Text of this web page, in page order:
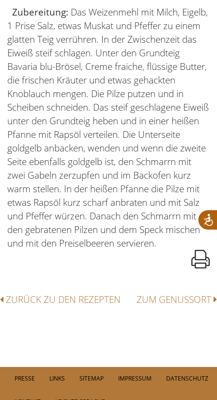
Zubereitung: Das Weizenmehl mit Milch, Eigelb,
1 Prise Salz, etwas Muskat und Pfeffer zu einem
glatten Teig verrühren. In der Zwischenzeit das
Eiweiß steif schlagen. Unter den Grundteig
Bavaria blu-Brösel, Creme fraiche, flüssige Butter,
die frischen Kräuter und etwas gehackten
Knoblauch mengen. Die Pilze putzen und in
Scheiben schneiden. Das steif geschlagene Eiweiß
unter den Grundteig heben und in einer heißen
Pfanne mit Rapsöl verteilen. Die Unterseite
goldgelb anbacken, wenden und wenn die zweite
Seite ebenfalls goldgelb ist, den Schmarrn mit
zwei Gabeln zerzupfen und im Backofen kurz
warm stellen. In der heißen Pfanne die Pilze mit
etwas Rapsöl kurz scharf anbraten und mit Salz
und Pfeffer würzen. Danach den Schmarrn mit
den gebratenen Pilzen und dem Speck mischen
und mit den Preiselbeeren servieren.
ZURÜCK ZU DEN REZEPTEN ZUM GENUSSORT
PRESSE LINKS SITEMAP IMPRESSUM DATENSCHUTZ